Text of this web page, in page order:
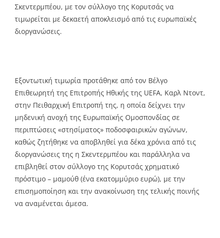
Σκεντερμπέου, με τον σύλλογο της Κορυτσάς να
τιμωρείται με δεκαετή αποκλεισμό από τις ευρωπαϊκές
διοργανώσεις.
Εξοντωτική τιμωρία προτάθηκε από τον Βέλγο
Επιθεωρητή της Επιτροπής Ηθικής της UEFA, Καρλ Ντοντ,
στην Πειθαρχική Επιτροπή της, η οποία δείχνει την
μηδενική ανοχή της Ευρωπαϊκής Ομοσπονδίας σε
περιπτώσεις «στησίματος» ποδοσφαιρικών αγώνων,
καθώς ζητήθηκε να αποβληθεί για δέκα χρόνια από τις
διοργανώσεις της η Σκεντερμπέου και παράλληλα να
επιβληθεί στον σύλλογο της Κορυτσάς χρηματικό
πρόστιμο – μαμούθ (ένα εκατομμύριο ευρώ), με την
επισημοποίηση και την ανακοίνωση της τελικής ποινής
να αναμένεται άμεσα.